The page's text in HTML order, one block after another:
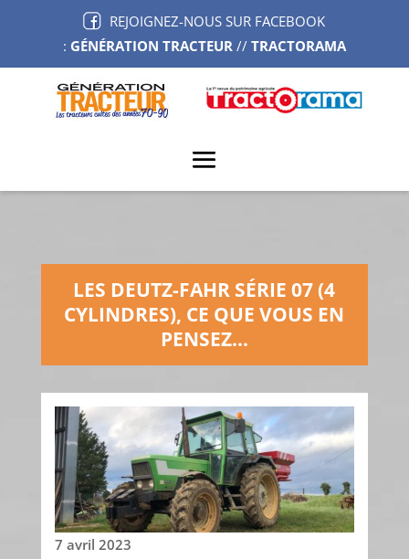
REJOIGNEZ-NOUS SUR FACEBOOK
: GÉNÉRATION TRACTEUR// TRACTORAMA
LES DEUTZ-FAHR SÉRIE 07 (4
CYLINDRES), CE QUE VOUS EN
PENSEZ…
7 avril 2023